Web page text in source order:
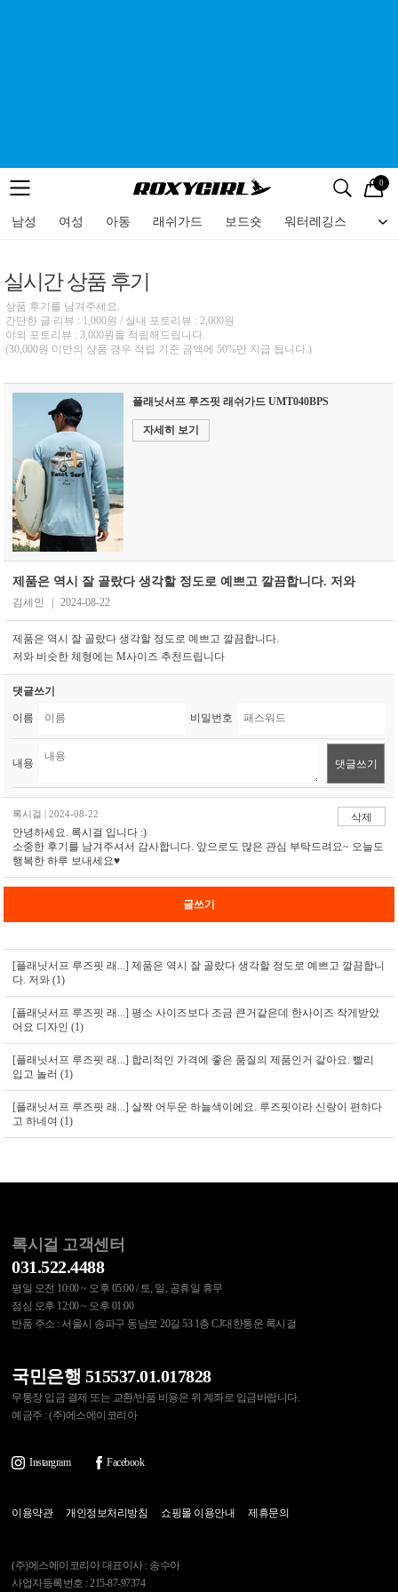
메뉴 검색
로고 0
남성 여성 아동 래쉬가드 보드숏 워터레깅스 비
메뉴
실시간 상품 후기
상품 후기를 남겨주세요.
간단한 글 리뷰 : 1,000원 / 실내 포토리뷰 : 2,000원
야외 포토리뷰 : 3,000원을 적립해드립니다.
(30,000원 미만의 상품 경우 적립 기준 금액에 50%만 지급 됩니다.)
플래닛서프 루즈핏 래쉬가드 UMT040BPS
자세히 보기
제품은 역시 잘 골랐다 생각할 정도로 예쁘고 깔끔합니다. 저와
김세인 2024-08-22
제품은 역시 잘 골랐다 생각할 정도로 예쁘고 깔끔합니다.
저와 비슷한 체형에는 M사이즈 추천드립니다
댓글쓰기
이름 비밀번호
내용 댓글쓰기
록시걸 | 2024-08-22
삭제
안녕하세요. 록시걸 입니다 :)
소중한 후기를 남겨주셔서 감사합니다. 앞으로도 많은 관심 부탁드려요~ 오늘도
행복한 하루 보내세요♥
글쓰기
[플래닛서프 루즈핏 래...]제품은 역시 잘 골랐다 생각할 정도로 예쁘고 깔끔합니
다. 저와 (1)
[플래닛서프 루즈핏 래...]평소 사이즈보다 조금 큰거같은데 한사이즈 작게받았
어요 디자인 (1)
[플래닛서프 루즈핏 래...] 합리적인 가격에 좋은 품질의 제품인거 같아요. 빨리
입고 놀러 (1)
[플래닛서프 루즈핏 래...]살짝 어두운 하늘색이에요. 루즈핏이라 신랑이 편하다
고 하네여 (1)
록시걸 고객센터
031.522.4488
평일 오전 10:00 ~ 오후 05:00 / 토, 일, 공휴일 휴무
점심 오후 12:00 ~ 오후 01:00
반품 주소 : 서울시 송파구 동남로 20길 53 1층 CJ대한통운 록시걸
국민은행 515537.01.017828
무통장 입금 결제 또는 교환/반품 비용은 위 계좌로 입금바랍니다.
예금주 : (주)에스에이코리아
Instargram Facebook
이용약관 개인정보처리방침 쇼핑몰 이용안내 제휴문의
(주)에스에이코리아 대표이사 : 송수아
사업자등록번호 : 215-87-97374